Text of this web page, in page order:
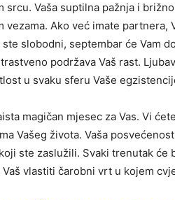
srcu. Vaša suptilna pažnja i
Ako već imate partnera,
slobodni, septembar će Vam
podržava Vaš rast.
u svaku sferu Vaše
magičan mjesec za Vas. Vi
Vašeg života. Vaša
ste zaslužili. Svaki trenutak će
vlastiti čarobni vrt u kojem